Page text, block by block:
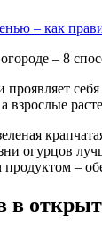
– как
– 8
проявляет
взрослые
огурцов
–
в